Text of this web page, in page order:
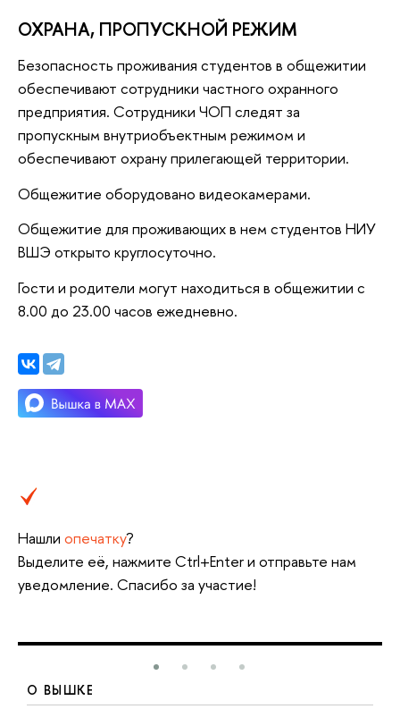
ОХРАНА, ПРОПУСКНОЙ РЕЖИМ
Безопасность проживания студентов в общежитии
обеспечивают сотрудники частного охранного
предприятия. Сотрудники ЧОП следят за
пропускным внутриобъектным режимом и
обеспечивают охрану прилегающей территории.
Общежитие оборудовано видеокамерами.
Общежитие для проживающих в нем студентов НИУ
ВШЭ открыто круглосуточно.
Гости и родители могут находиться в общежитии с
8.00 до 23.00 часов ежедневно.
Нашли опечатку?
Выделите её, нажмите Ctrl+Enter и отправьте нам
уведомление. Спасибо за участие!
О ВЫШКЕ